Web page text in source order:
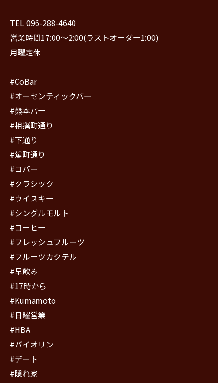
TEL 096-288-4640
営業時間17:00〜2:00(ラストオーダー1:00)
月曜定休
#CoBar
#オーセンティックバー
#熊本バー
#相撲町通り
#下通り
#駕町通り
#コバー
#クラシック
#ウイスキー
#シングルモルト
#コーヒー
#フレッシュフルーツ
#フルーツカクテル
#早飲み
#17時から
#Kumamoto
#日曜営業
#HBA
#バイオリン
#デート
#隠れ家